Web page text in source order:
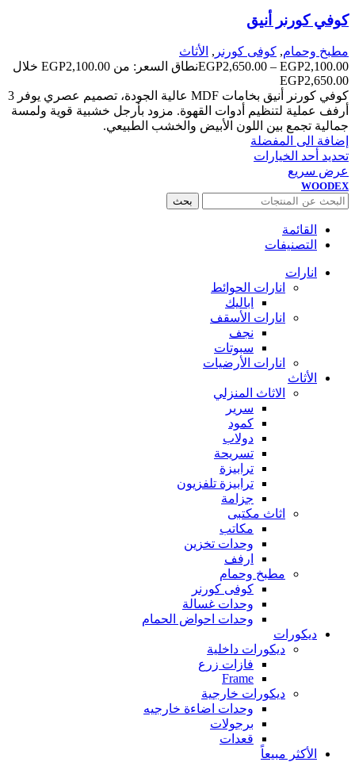
كوفي كورنر أنيق
مطبخ وحمام, كوفى كورنر , الأثاث
EGP2,100.00
–
EGP2,650.00
نطاق السعر: من ⁦EGP2,100.00⁩ خلال
كوفي كورنر أنيق بخامات MDF عالية الجودة، تصميم عصري يوفر 3
أرفف عملية لتنظيم أدوات القهوة. مزود بأرجل خشبية قوية ولمسة
جمالية تجمع بين اللون الأبيض والخشب الطبيعي.
إضافة الى المفضلة
تحديد أحد الخيارات
عرض سريع
WOODEX
بحث
القائمة
التصنيفات
انارات
انارات الحوائط
اباليك
انارات الأسقف
نجف
سبوتات
انارات الأرضيات
الأثاث
الاثاث المنزلي
سرير
كمود
دولاب
تسريحة
ترابيزة
ترابيزة تلفزيون
جزامة
اثاث مكتبى
مكاتب
وحدات تخزين
ارفف
مطبخ وحمام
كوفى كورنر
وحدات غسالة
وحدات احواض الحمام
ديكورات
ديكورات داخلية
فازات زرع
Frame
ديكورات خارجية
وحدات اضاءة خارجيه
برجولات
قعدات
الأكثر مبيعاً